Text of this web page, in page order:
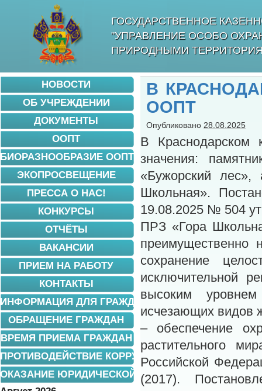
ГОСУДАРСТВЕННОЕ
"УПРАВЛЕНИЕ ОСОБО
ПРИРОДНЫМИ
В
ООПТ
Опубликовано 28.08.2025
В Краснодарском
значения:
«Бужорский лес»,
Школьная».
19.08.2025 № 504
ПРЗ «Гора
преимущественно
сохранение
исключительной
высоким
исчезающих видов
– обеспечение
растительного
Российской
(2017).
НОВОСТИ
ОБ УЧРЕЖДЕНИИ
ДОКУМЕНТЫ
ООПТ
БИОРАЗНООБРАЗИЕ ООПТ
ЭКОПРОСВЕЩЕНИЕ
ПРЕССА О НАС!
КОНКУРСЫ
ОТЧЁТЫ
ВАКАНСИИ
ПРИЕМ НА РАБОТУ
КОНТАКТЫ
ИНФОРМАЦИЯ ДЛЯ ГРАЖДАН
ОБРАЩЕНИЕ ГРАЖДАН
ВРЕМЯ ПРИЕМА ГРАЖДАН
ПРОТИВОДЕЙСТВИЕ КОРРУПЦИИ
ОКАЗАНИЕ ЮРИДИЧЕСКОЙ ПОМОЩИ